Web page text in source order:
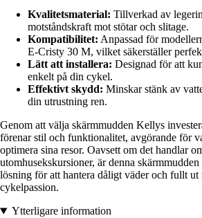
Kvalitetsmaterial: Tillverkad av
motståndskraft mot stötar och slitage.
Kompatibilitet: Anpassad för
E-Cristy 30 M, vilket säkerställer
Lätt att installera: Designad för att
enkelt på din cykel.
Effektivt skydd: Minskar stänk av
din utrustning ren.
Genom att välja skärmmudden Kellys
förenar stil och funktionalitet, avgörande för
optimera sina resor. Oavsett om det handlar
utomhusekskursioner, är denna
lösning för att hantera dåligt väder och fullt ut
cykelpassion.
Ytterligare information